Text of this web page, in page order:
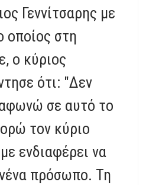
Γεννίτσαρης με
οποίος στη
ο κύριος
ότι: "Δεν
σε αυτό το
τον κύριο
ενδιαφέρει να
πρόσωπο. Τη